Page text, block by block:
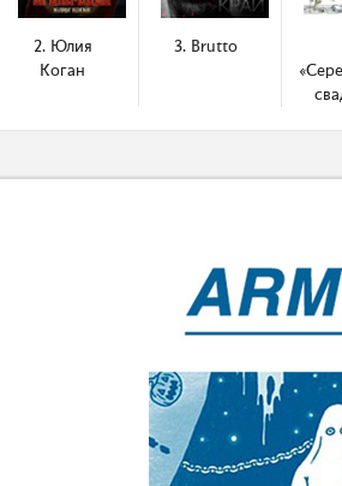
2. Юлия
Коган
3. Brutto